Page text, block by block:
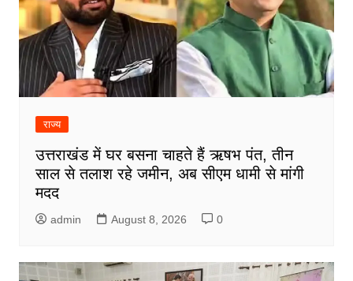
राज्य
उत्तराखंड में घर बसना चाहते हैं ऋषभ पंत, तीन
साल से तलाश रहे जमीन, अब सीएम धामी से मांगी
मदद
admin August 8, 2026 0